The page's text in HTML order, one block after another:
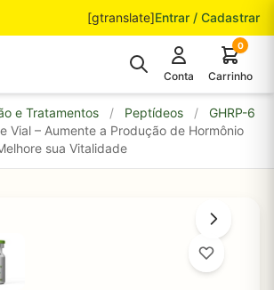
[gtranslate]Entrar / Cadastrar
Conta
0
Carrinho
e Tratamentos / Peptídeos /
GHRP-6
Vial – Aumente a Produção de Hormônio
sua Vitalidade